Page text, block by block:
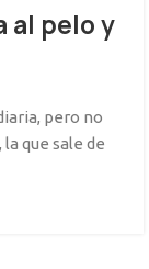
al pelo y
pero no
que sale de